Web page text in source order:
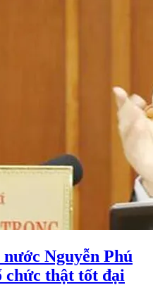
Nguyễn Phú
chức thật tốt đại